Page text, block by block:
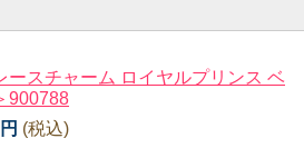
ースチャーム ロイヤルプリンス ベ
900788
(税込)